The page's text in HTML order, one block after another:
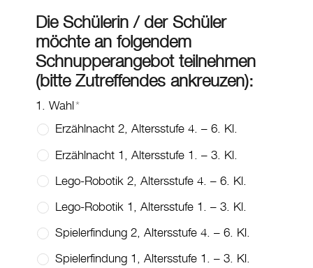
Die Schülerin / der Schüler
möchte an folgendem
Schnupperangebot teilnehmen
(bitte Zutreffendes ankreuzen):
1. Wahl *
Erzählnacht 2, Altersstufe 4. – 6. Kl.
Erzählnacht 1, Altersstufe 1. – 3. Kl.
Lego-Robotik 2, Altersstufe 4. – 6. Kl.
Lego-Robotik 1, Altersstufe 1. – 3. Kl.
Spielerfindung 2, Altersstufe 4. – 6. Kl.
Spielerfindung 1, Altersstufe 1. – 3. Kl.